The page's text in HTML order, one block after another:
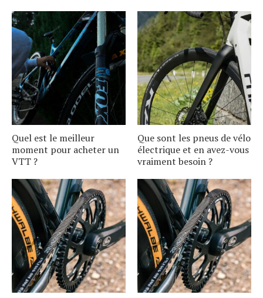
Quel est le meilleur
moment pour acheter un
VTT ?
Que sont les pneus de vélo
électrique et en avez-vous
vraiment besoin ?